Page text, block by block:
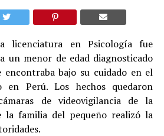
licenciatura en Psicología fue
un menor de edad diagnosticado
encontraba bajo su cuidado en el
en Perú. Los hechos quedaron
de videovigilancia de la
la familia del pequeño realizó la